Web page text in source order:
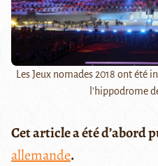
Les Jeux nomades 2018 ont été
l'hippodrome
Cet article a été d’abord
allemande.